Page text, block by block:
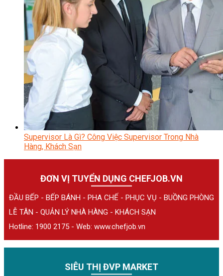
Supervisor Là Gì? Công Việc Supervisor Trong Nhà
Hàng, Khách Sạn
ĐƠN VỊ TUYỂN DỤNG CHEFJOB.VN
ĐẦU BẾP - BẾP BÁNH - PHA CHẾ - PHỤC VỤ - BUỒNG PHÒNG
LỄ TÂN - QUẢN LÝ NHÀ HÀNG - KHÁCH SẠN
Hotline: 1900 2175 - Web: www.chefjob.vn
SIÊU THỊ ĐVP MARKET